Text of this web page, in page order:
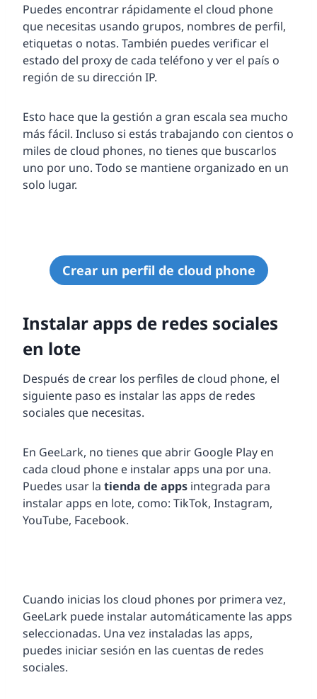
Puedes encontrar rápidamente el cloud phone
que necesitas usando grupos, nombres de perfil,
etiquetas o notas. También puedes verificar el
estado del proxy de cada teléfono y ver el país o
región de su dirección IP.
Esto hace que la gestión a gran escala sea mucho
más fácil. Incluso si estás trabajando con cientos o
miles de cloud phones, no tienes que buscarlos
uno por uno. Todo se mantiene organizado en un
solo lugar.
Crear un perfil de cloud phone
Instalar apps de redes sociales
en lote
Después de crear los perfiles de cloud phone, el
siguiente paso es instalar las apps de redes
sociales que necesitas.
En GeeLark, no tienes que abrir Google Play en
cada cloud phone e instalar apps una por una.
Puedes usar la tienda de apps integrada para
instalar apps en lote, como: TikTok, Instagram,
YouTube, Facebook.
Cuando inicias los cloud phones por primera vez,
GeeLark puede instalar automáticamente las apps
seleccionadas. Una vez instaladas las apps,
puedes iniciar sesión en las cuentas de redes
sociales.